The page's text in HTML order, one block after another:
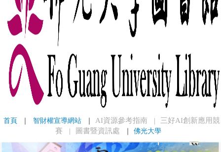
首頁 ｜ 智財權宣導網站 ｜ AI資源參考指南
三好AI創新應用競
賽
圖書暨資訊處 ｜ 佛光大學